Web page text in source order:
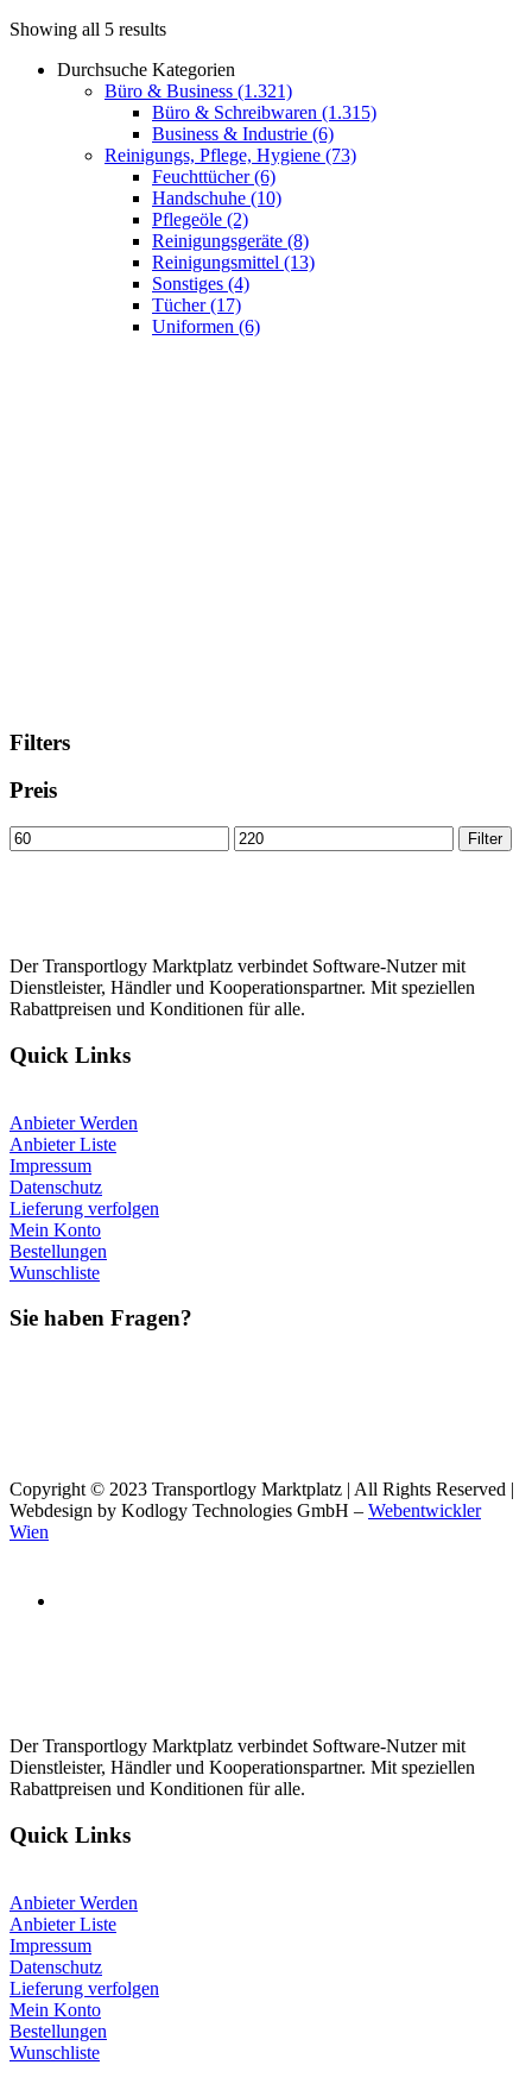
Showing all 5 results
Durchsuche Kategorien
Büro & Business (1.321)
Büro & Schreibwaren (1.315)
Business & Industrie (6)
Reinigungs, Pflege, Hygiene (73)
Feuchttücher(6)
Handschuhe (10)
Pflegeöle (2)
Reinigungsgeräte (8)
Reinigungsmittel (13)
Sonstiges (4)
Tücher(17)
Uniformen (6)
Filters
Preis
Min
price
Max
price
Filter
Der Transportlogy Marktplatz verbindet Software-Nutzer mit
Dienstleister, Händler und Kooperationspartner. Mit speziellen
Rabattpreisen und Konditionen für alle.
Quick Links
Anbieter Werden
Anbieter Liste
Impressum
Datenschutz
Lieferung verfolgen
Mein Konto
Bestellungen
Wunschliste
Sie haben Fragen?
Copyright © 2023 Transportlogy Marktplatz | All Rights Reserved |
Webdesign by Kodlogy Technologies GmbH – Webentwickler
Wien
Der Transportlogy Marktplatz verbindet Software-Nutzer mit
Dienstleister, Händler und Kooperationspartner. Mit speziellen
Rabattpreisen und Konditionen für alle.
Quick Links
Anbieter Werden
Anbieter Liste
Impressum
Datenschutz
Lieferung verfolgen
Mein Konto
Bestellungen
Wunschliste